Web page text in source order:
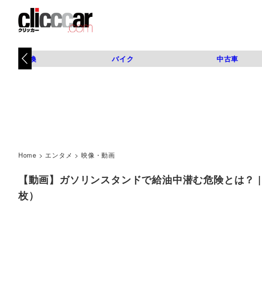
タイヤ交換 バイク 中古車
Home > エンタメ >映像・動画
【動画】ガソリンスタンドで給油中潜む危険とは
枚）